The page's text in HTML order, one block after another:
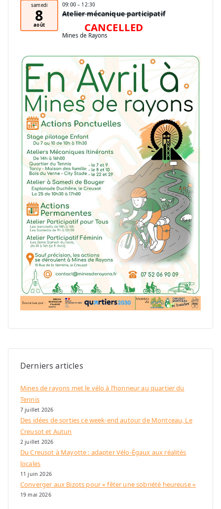
samedi
8
août
09:00 – 12:30
Atelier mécanique participatif
CANCELLED
Mines de Rayons
Derniers articles
Mines de rayons met le vélo à l’honneur au quartier du
Tennis
7 juillet 2026
Des idées de sorties ce week-end autour de Montceau, Le
Creusot et Autun
2 juillet 2026
Du Creusot à Mayotte : adapter Vélo-Égaux aux réalités
locales
11 juin 2026
Converger aux Bizots pour « fêter une sobriété heureuse »
19 mai 2026